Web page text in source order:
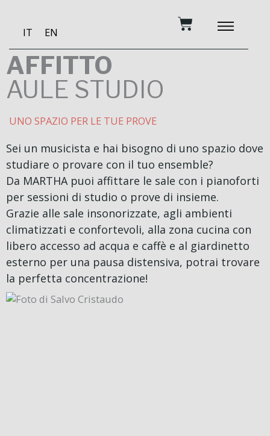
contenuto
IT EN Carrello
AFFITTO
AULE STUDIO
UNO SPAZIO PER LE TUE PROVE
Sei un musicista e hai bisogno di uno spazio dove
studiare o provare con il tuo ensemble?
Da MARTHA puoi affittare le sale con i pianoforti
per sessioni di studio o prove di insieme.
Grazie alle sale insonorizzate, agli ambienti
climatizzati e confortevoli, alla zona cucina con
libero accesso ad acqua e caffè e al giardinetto
esterno per una pausa distensiva, potrai trovare
la perfetta concentrazione!